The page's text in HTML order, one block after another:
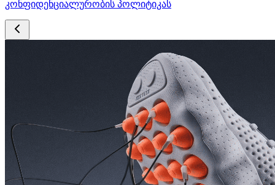
კონფიდენციალურობის პოლიტიკას